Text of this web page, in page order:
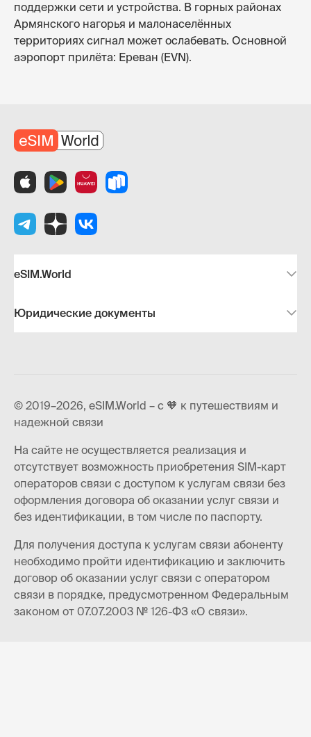
поддержки сети и устройства. В горных районах
Армянского нагорья и малонаселённых
территориях сигнал может ослабевать. Основной
аэропорт прилёта: Ереван (EVN).
eSIM.World
Юридические документы
© 2019–2026, eSIM.World – с 🧡 к путешествиям и
надежной связи
На сайте не осуществляется реализация и
отсутствует возможность приобретения SIM-карт
операторов связи с доступом к услугам связи без
оформления договора об оказании услуг связи и
без идентификации, в том числе по паспорту.
Для получения доступа к услугам связи абоненту
необходимо пройти идентификацию и заключить
договор об оказании услуг связи с оператором
связи в порядке, предусмотренном Федеральным
законом от 07.07.2003 № 126-ФЗ «О связи».